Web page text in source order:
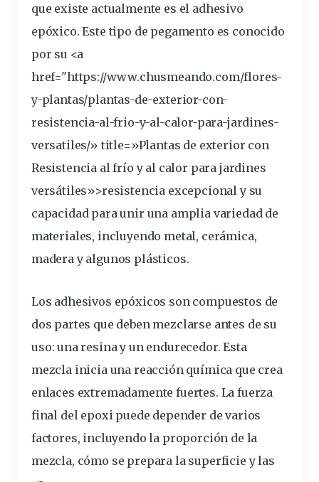
que existe actualmente es el adhesivo
epóxico. Este tipo de pegamento es conocido
por su <a
href="https://www.chusmeando.com/flores-
y-plantas/plantas-de-exterior-con-
resistencia-al-frio-y-al-calor-para-jardines-
versatiles/» title=»Plantas de exterior con
Resistencia al frío y al calor para jardines
versátiles»>resistencia excepcional y su
capacidad para unir una amplia variedad de
materiales, incluyendo metal, cerámica,
madera y algunos plásticos.
Los adhesivos epóxicos son compuestos de
dos partes que deben mezclarse antes de su
uso: una resina y un endurecedor. Esta
mezcla inicia una reacción química que crea
enlaces extremadamente fuertes. La fuerza
final del epoxi puede depender de varios
factores, incluyendo la proporción de la
mezcla, cómo se prepara la superficie y las